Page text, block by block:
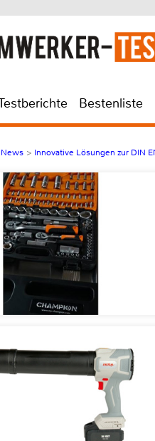
Bestenliste
News > Innovative Lösungen zur DIN